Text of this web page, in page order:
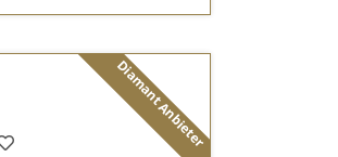
Diamant Anbieter